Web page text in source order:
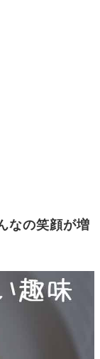
なの笑顔が増